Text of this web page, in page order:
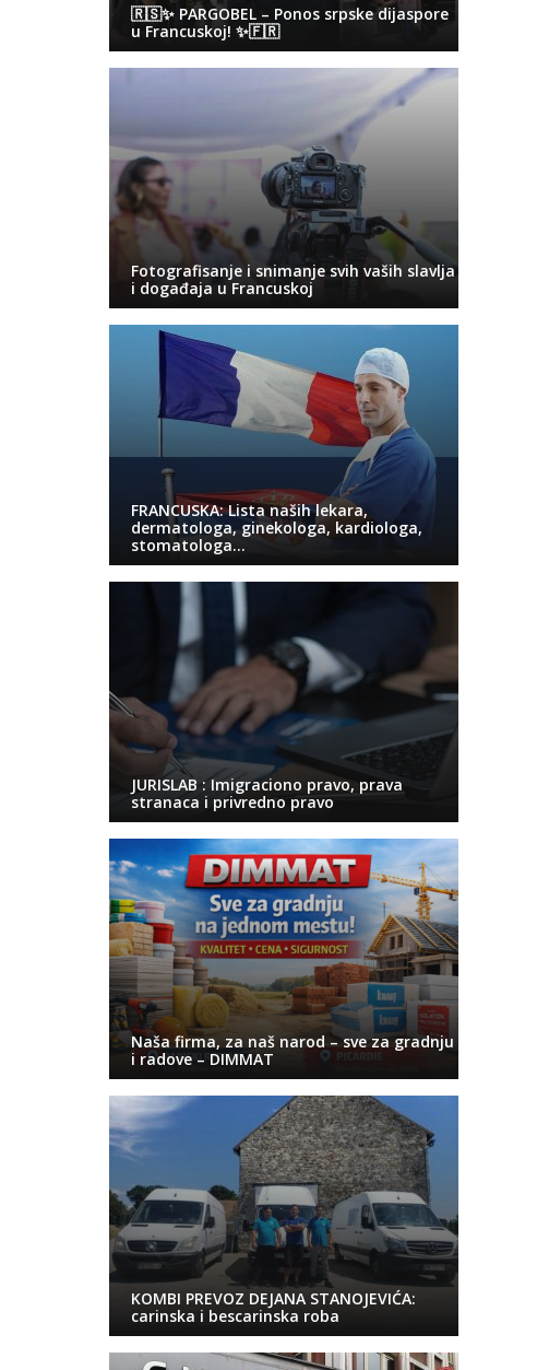
🇷🇸✨ PARGOBEL – Ponos srpske dijaspore
u Francuskoj! ✨🇫🇷
Fotografisanje i snimanje svih vaših slavlja
i događaja u Francuskoj
FRANCUSKA: Lista naših lekara,
dermatologa, ginekologa, kardiologa,
stomatologa…
JURISLAB : Imigraciono pravo, prava
stranaca i privredno pravo
Naša firma, za naš narod – sve za gradnju
i radove – DIMMAT
KOMBI PREVOZ DEJANA STANOJEVIĆA:
carinska i bescarinska roba